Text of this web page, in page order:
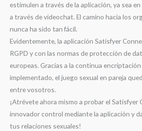
estimulen a través de la aplicación, ya sea
a través de videochat. El camino hacia los
nunca ha sido tan fácil.
Evidentemente, la aplicación Satisfyer
RGPD y con las normas de protección de
europeas. Gracias a la continua
implementado, el juego sexual en pareja
entre vosotros.
¡Atrévete ahora mismo a probar el Satisfyer
innovador control mediante la aplicación y
tus relaciones sexuales!